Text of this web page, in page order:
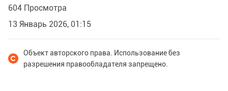
604 Просмотра
13 Январь 2026, 01:15
Объект авторского права. Использование без
разрешения правообладателя запрещено.